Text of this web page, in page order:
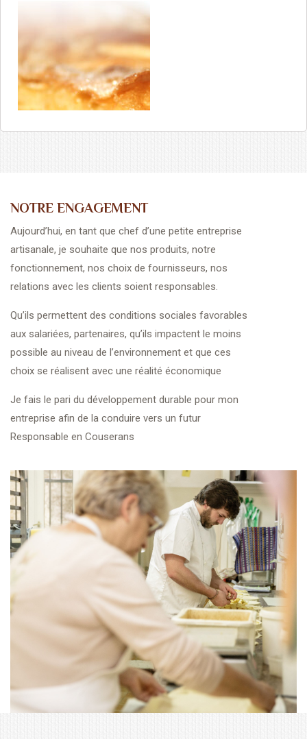
NOTRE ENGAGEMENT
Aujourd’hui, en tant que chef d’une petite entreprise
artisanale, je souhaite que nos produits, notre
fonctionnement, nos choix de fournisseurs, nos
relations avec les clients soient responsables.
Qu’ils permettent des conditions sociales favorables
aux salariées, partenaires, qu’ils impactent le moins
possible au niveau de l’environnement et que ces
choix se réalisent avec une réalité économique
Je fais le pari du développement durable pour mon
entreprise afin de la conduire vers un futur
Responsable en Couserans